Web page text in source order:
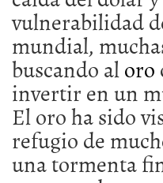
vulnerabilidad
mundial,
buscando aloro
invertir en un
El oro ha sido
refugio de
una tormenta